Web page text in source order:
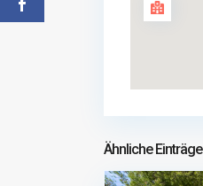
Ähnliche Einträge